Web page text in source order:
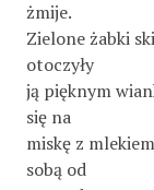
żmije.
Zielone żabki
otoczyły
ją pięknym
się na
miskę z
sobą od